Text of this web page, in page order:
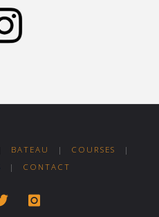
BATEAU | COURSES
|
| CONTACT